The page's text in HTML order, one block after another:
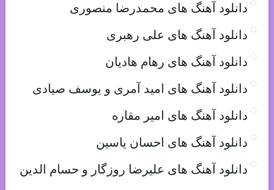
دانلود آهنگ های محمدرضا منصوری
دانلود آهنگ های علی رهبری
دانلود آهنگ های رهام هادیان
دانلود آهنگ های امید آمری و یوسف صیادی
دانلود آهنگ های امیر مقاره
دانلود آهنگ های احسان یاسین
دانلود آهنگ های علیرضا روزگار و حسام الدین